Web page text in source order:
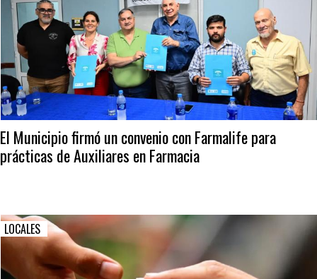
El Municipio firmó un convenio con Farmalife para
prácticas de Auxiliares en Farmacia
LOCALES